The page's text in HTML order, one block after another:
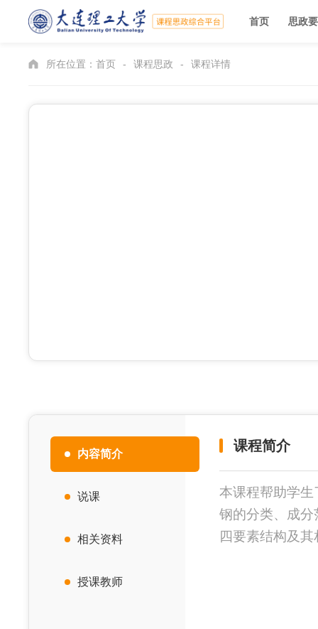
首页 思政
所在位置： 首页 - 课程思政 - 课程详情
内容简介
说课
相关资料
授课教师
课程简介
本课程帮助学
钢的分类、成
四要素结构及